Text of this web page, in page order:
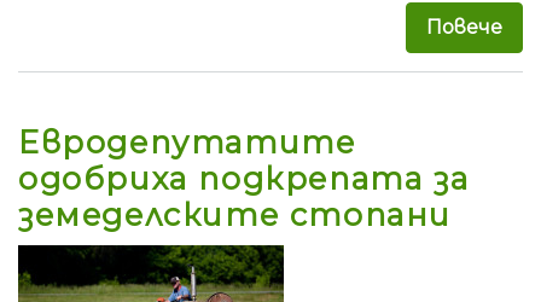
Повече
Евродепутатите
одобриха подкрепата за
земеделските стопани